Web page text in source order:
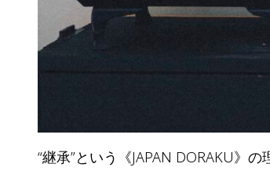
“継承”という《JAPAN DORAKU》